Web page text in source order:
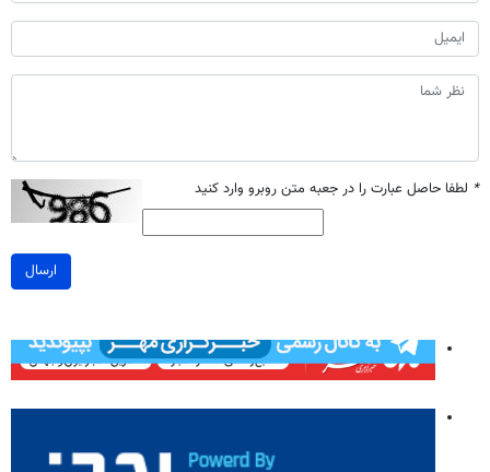
* لطفا حاصل عبارت را در جعبه متن روبرو وارد کنید
ارسال